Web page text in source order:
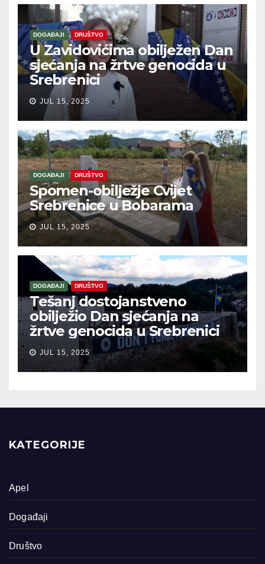
DOGAĐAJI DRUŠTVO
U Zavidovićima obilježen Dan
sjećanja na žrtve genocida u
Srebrenici
JUL 15, 2025
DOGAĐAJI DRUŠTVO
Spomen-obilježje Cvijet
Srebrenice u Bobarama
JUL 15, 2025
DOGAĐAJI DRUŠTVO
Tešanj dostojanstveno
obilježio Dan sjećanja na
žrtve genocida u Srebrenici
JUL 15, 2025
KATEGORIJE
Apel
Događaji
Društvo